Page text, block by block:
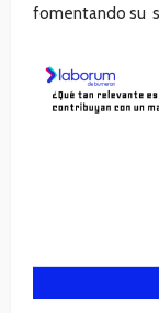
fomentando su